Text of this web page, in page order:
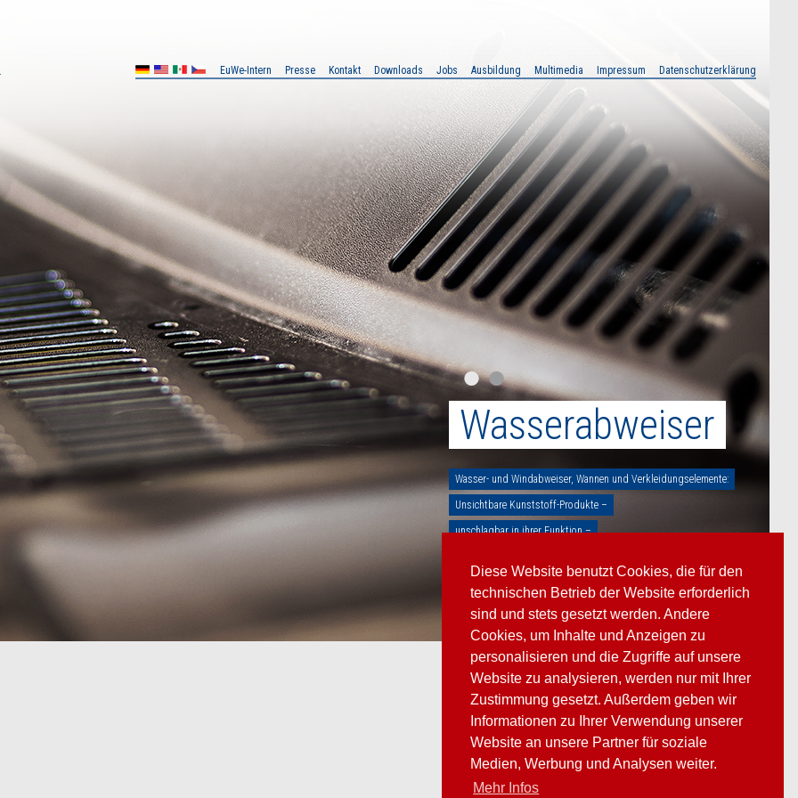
Diese Website benutzt Cookies, die für den
technischen Betrieb der Website erforderlich
sind und stets gesetzt werden. Andere
Cookies, um Inhalte und Anzeigen zu
personalisieren und die Zugriffe auf unsere
Website zu analysieren, werden nur mit Ihrer
Zustimmung gesetzt. Außerdem geben wir
Informationen zu Ihrer Verwendung unserer
Website an unsere Partner für soziale
Medien, Werbung und Analysen weiter.
Mehr Infos
Wasserabweiser
Wasser- und Windabweiser, Wannen und Verkleidungselemente:
Unsichtbare Kunststoff-Produkte –
unschlagbar in ihrer Funktion –
Wasserabweiser
Wasser- und Windabweiser, Wannen und Verkleidungselemente:
Unsichtbare Kunststoff-Produkte –
unschlagbar in ihrer Funktion –
••
EuWe-Intern Presse Kontakt Downloads Jobs Ausbildung Multimedia Impressum Datenschutzerklärung